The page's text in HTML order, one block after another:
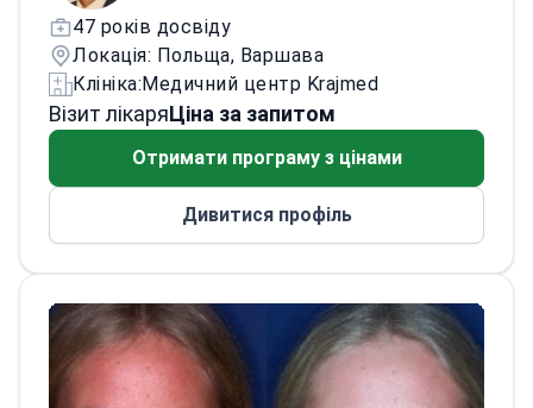
аутологічного жиру в естетичній та
регенеративній медицині, а також у
реконструктивній онкології. У клініці Elite
він виконує процедури естетичної
урології, зокрема збільшення статевого
члена гіалуроновою кислотою та жиром.
47 років досвіду
Локація: Польща, Варшава
Клініка:Медичний центр Krajmed
Візит лікаряЦіна за запитом
Отримати програму з цінами
Дивитися профіль